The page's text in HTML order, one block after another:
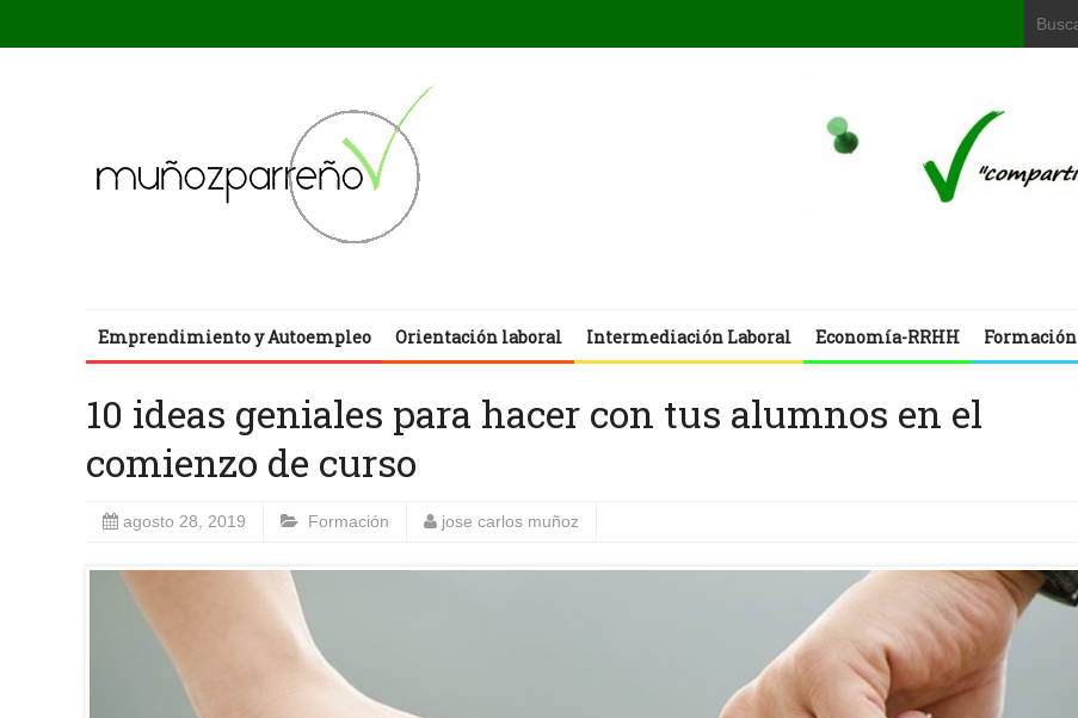
Emprendimiento y Autoempleo Orientación laboral Intermediación Laboral Economía-RRHH Formación
10 ideas geniales para hacer con tus alumnos en el
comienzo de curso
agosto 28, 2019 Formación jose carlos muñoz